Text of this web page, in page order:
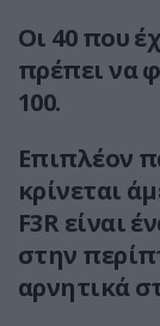
Oι 40 που
πρέπει να
100.
Επιπλέον
κρίνεται
F3R είναι
στην
αρνητικά